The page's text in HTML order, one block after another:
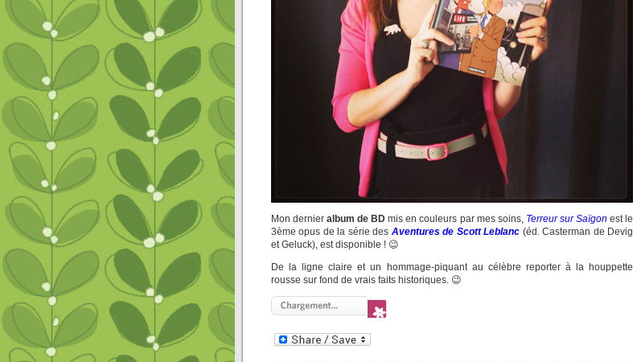
Mon dernieralbum de BDmis en couleurs par mes soins, Terreur sur Saïgon est le
3ème opus de la série des Aventures de Scott Leblanc (éd. Casterman de Devig
et Geluck), est disponible ! 😉
De la ligne claire et un hommage-piquant au célèbre reporter à la houppette
rousse sur fond de vrais faits historiques. 😉